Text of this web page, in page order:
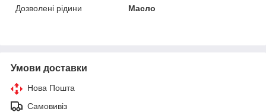
Дозволені рідини
Масло
Умови доставки
Нова Пошта
Самовивіз